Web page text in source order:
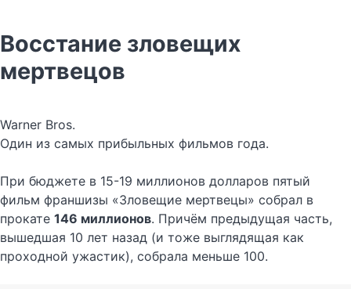
Восстание зловещих
мертвецов
Warner Bros.
Один из самых прибыльных фильмов года.
При бюджете в 15-19 миллионов долларов пятый
фильм франшизы «Зловещие мертвецы» собрал в
прокате 146 миллионов. Причём предыдущая часть,
вышедшая 10 лет назад (и тоже выглядящая как
проходной ужастик), собрала меньше 100.